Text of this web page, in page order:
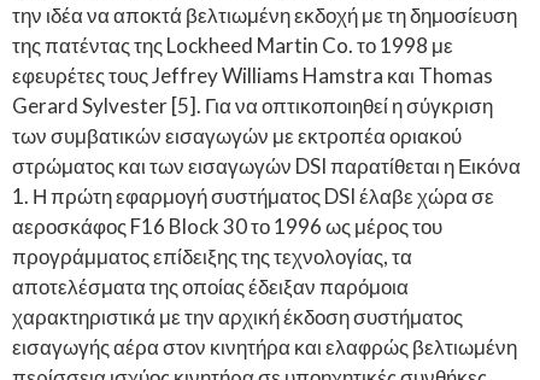
την ιδέα να αποκτά βελτιωμένη εκδοχή με τη δημοσίευση
της πατέντας της Lockheed Martin Co. το 1998 με
εφευρέτες τους Jeffrey Williams Hamstra και Thomas
Gerard Sylvester [5]. Για να οπτικοποιηθεί η σύγκριση
των συμβατικών εισαγωγών με εκτροπέα οριακού
στρώματος και των εισαγωγών DSI παρατίθεται η Εικόνα
1. Η πρώτη εφαρμογή συστήματος DSI έλαβε χώρα σε
αεροσκάφος F16 Block 30 το 1996 ως μέρος του
προγράμματος επίδειξης της τεχνολογίας, τα
αποτελέσματα της οποίας έδειξαν παρόμοια
χαρακτηριστικά με την αρχική έκδοση συστήματος
εισαγωγής αέρα στον κινητήρα και ελαφρώς βελτιωμένη